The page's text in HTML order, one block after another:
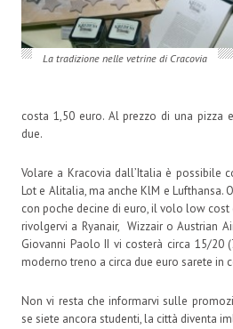
La tradizione nelle vetrine di Cracovia
costa 1,50 euro. Al prezzo di una pizza
due.
Volare a Kracovia dall’Italia è possibile
Lot e Alitalia, ma anche KlM e Lufthansa.
con poche decine di euro, il volo low
rivolgervi a Ryanair, Wizzair o Austrian
Giovanni Paolo II vi costerà circa 15/20
moderno treno a circa due euro sarete in
Non vi resta che informarvi sulle
se siete ancora studenti, la città diventa